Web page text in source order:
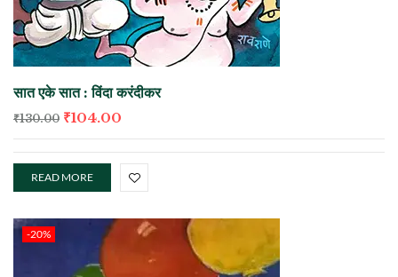
सात एके सात : विंदा करंदीकर
₹130.00 ₹104.00
READ MORE
-20%